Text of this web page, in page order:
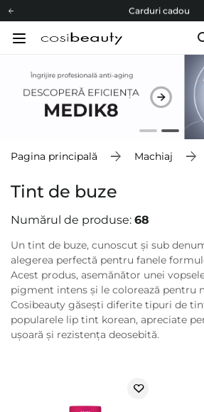
Carduri cadou
Livrare mai ieftină pentru
Carduri cadou
Livrare mai ieftină pentru comenzile
Pagina principală Machiaj
Tint de buze
Numărul de produse: 68
Un tint de buze, cunoscut și sub
alegerea perfectă pentru fanele
Acest produs, asemănător unei
pigment intens și le colorează pentru
Cosibeauty găsești diferite tipuri de
popularele lip tint korean, apreciate
ușoară și rezistența deosebită.